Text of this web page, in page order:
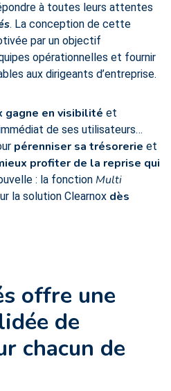
à toutes leurs attentes
. La conception de cette
par un objectif
opérationnelles et fournir
aux dirigeants d’entreprise.
gagne en visibilité et
de ses utilisateurs…
pérenniser sa trésorerie et
profiter de la reprise qui
: la fonction Multi
la solution Clearnox dès
offre une
de
chacun de